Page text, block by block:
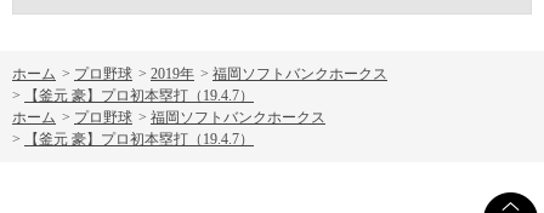
ホーム > プロ野球 > 2019年 > 福岡ソフトバンクホークス
>
【釜元 豪】プロ初本塁打（19.4.7）
ホーム > プロ野球 > 福岡ソフトバンクホークス
>
【釜元 豪】プロ初本塁打（19.4.7）